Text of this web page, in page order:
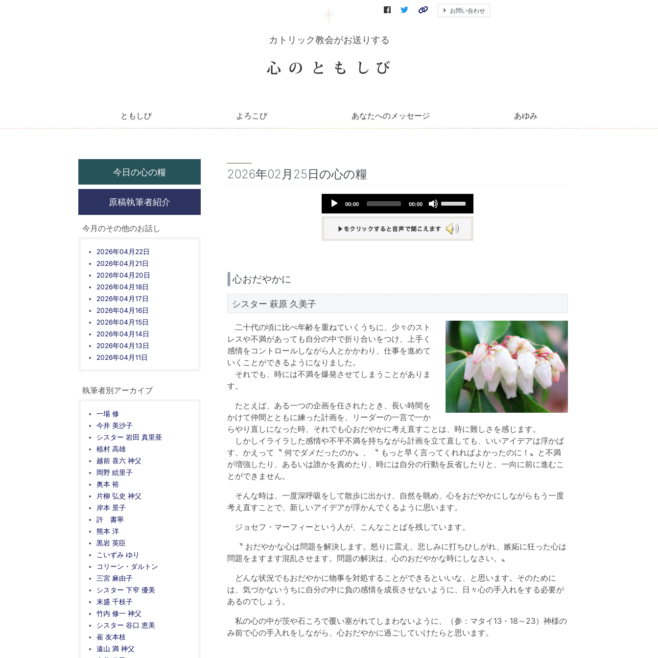
カトリック教会がお送りする
お問い合わせ
ともしび よろこび あなたへのメッセージ あゆみ
2026年02月25日の心の糧
Audio
00:00 00:00
Arrow
keys
volume.
心おだやかに
シスター 萩原 久美子
二十代の頃に比べ年齢を重ねていくうちに、少々のスト
レスや不満があっても自分の中で折り合いをつけ、上手く
感情をコントロールしながら人とかかわり、仕事を進めて
いくことができるようになりました。
それでも、時には不満を爆発させてしまうことがありま
す。
たとえば、ある一つの企画を任されたとき、長い時間を
かけて仲間とともに練った計画を、リーダーの一言で一か
らやり直しになった時、それでも心おだやかに考え直すことは、時に難しさを感じます。
しかしイライラした感情や不平不満を持ちながら計画を立て直しても、いいアイデアは浮かば
す、かえって〝 何でダメだったのか〟、〝 もっと早く言ってくれればよかったのに！〟と不満
が増強したり、あるいは誰かを責めたり、時には自分の行動を反省したりと、一向に前に進むこ
とができません。
そんな時は、一度深呼吸をして散歩に出かけ、自然を眺め、心をおだやかにしながらもう一度
考え直すことで、新しいアイデアが浮かんでくるように思います。
ジョセフ・マーフィーという人が、こんなことばを残しています。
〝 おだやかな心は問題を解決します。怒りに震え、悲しみに打ちひしがれ、嫉妬に狂った心は
問題をますます混乱させます。問題の解決は、心のおだやかな時にしなさい。〟
どんな状況でもおだやかに物事を対処することができるといいな、と思います。そのために
は、気づかないうちに自分の中に負の感情を成長させないように、日々心の手入れをする必要が
あるのでしょう。
私の心の中が茨や石ころで覆い塞がれてしまわないように、（参：マタイ13・18～23）神様の
み前で心の手入れをしながら、心おだやかに過ごしていけたらと思います。
今日の心の糧
原稿執筆者紹介
今月のその他のお話し
2026年04月22日
2026年04月21日
2026年04月20日
2026年04月18日
2026年04月17日
2026年04月16日
2026年04月15日
2026年04月14日
2026年04月13日
2026年04月11日
執筆者別アーカイブ
一場 修
今井 美沙子
シスター 岩田 真里亜
植村 高雄
越前 喜六 神父
岡野 絵里子
奥本 裕
片柳 弘史 神父
岸本 景子
許 書寧
熊本 洋
黒岩 英臣
こいずみ ゆり
コリーン・ダルトン
三宮 麻由子
シスター 下窄 優美
末盛 千枝子
竹内 修一 神父
シスター 谷口 恵美
崔 友本枝
遠山 満 神父